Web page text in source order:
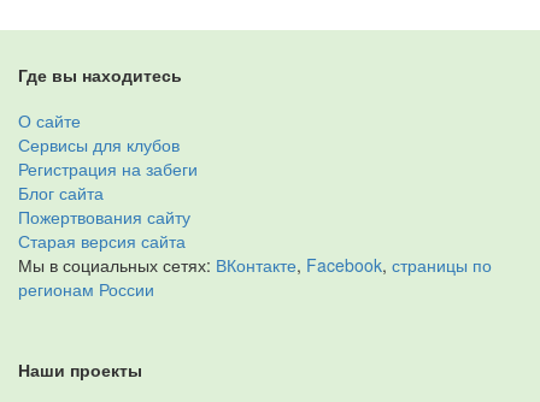
Где вы находитесь
О сайте
Сервисы для клубов
Регистрация на забеги
Блог сайта
Пожертвования сайту
Старая версия сайта
Мы в социальных сетях: ВКонтакте, Facebook, страницы по
регионам России
Наши проекты